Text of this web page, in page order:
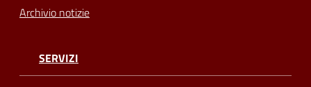
Archivio notizie
SERVIZI